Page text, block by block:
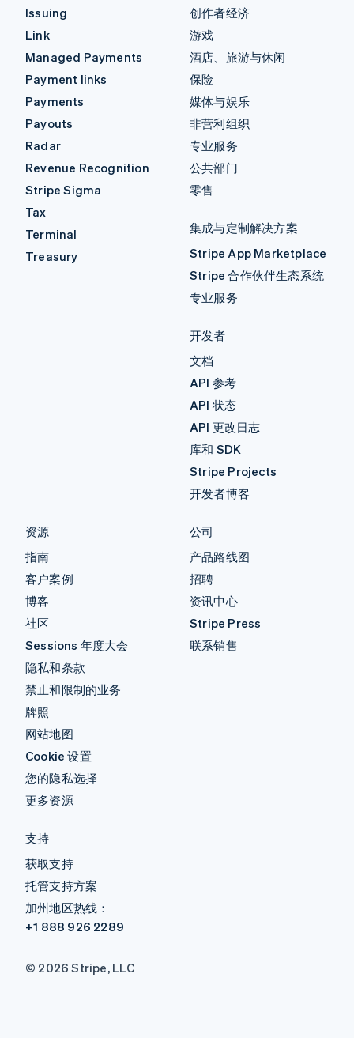
Issuing
Link
Managed Payments
Payment links
Payments
Payouts
Radar
Revenue Recognition
Stripe Sigma
Tax
Terminal
Treasury
创作者经济
游戏
酒店、旅游与休闲
保险
媒体与娱乐
非营利组织
专业服务
公共部门
零售
集成与定制解决方案
Stripe App Marketplace
Stripe 合作伙伴生态系统
专业服务
开发者
文档
API 参考
API 状态
API 更改日志
库和 SDK
Stripe Projects
开发者博客
资源
指南
客户案例
博客
社区
Sessions 年度大会
隐私和条款
禁止和限制的业务
牌照
网站地图
Cookie 设置
您的隐私选择
更多资源
公司
产品路线图
招聘
资讯中心
Stripe Press
联系销售
支持
获取支持
托管支持方案
加州地区热线：
+1 888 926 2289
© 2026 Stripe, LLC